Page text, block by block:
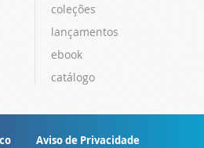
coleções
lançamentos
ebook
catálogo
Aviso de Privacidade